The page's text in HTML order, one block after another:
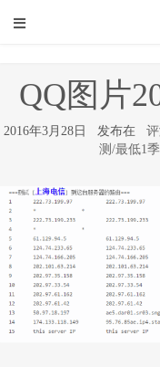
QQ图片
2016年3月28日 发布在
测/最低1